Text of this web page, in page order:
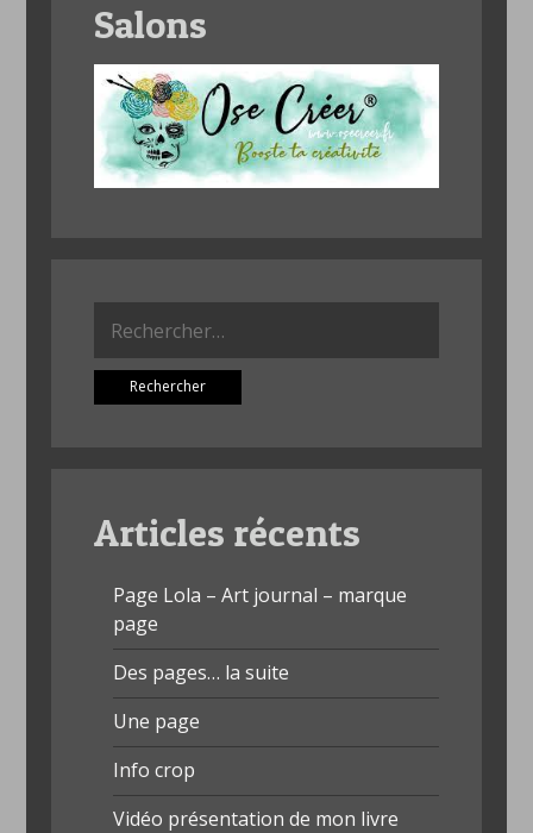
Salons
Articles récents
Page Lola – Art journal – marque
page
Des pages… la suite
Une page
Info crop
Vidéo présentation de mon livre